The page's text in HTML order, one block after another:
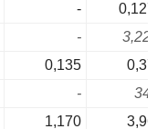
-
-
0,135
-
1,170